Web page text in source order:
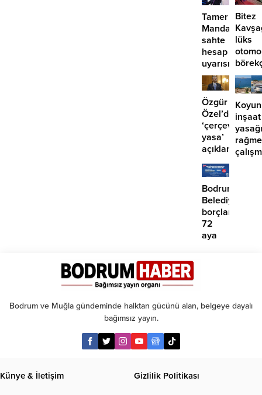
Tamer
sahte
hesap
uyarısı
Bitez
lüks
girdi:
2
Özgür
Özel’den
‘çerçeve
yasa’
açıklaması:
‘İmza
atma
çabamız
yok’
inşaat
Bodrum
borçlara
72
aya
Bodrum ve Muğla gündeminde halktan gücünü alan, belgeye dayalı
bağımsız yayın.
Künye & İletişim Gizlilik Politikası